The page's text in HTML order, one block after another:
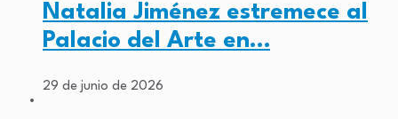
Natalia Jiménez estremece al
Palacio del Arte en…
29 de junio de 2026